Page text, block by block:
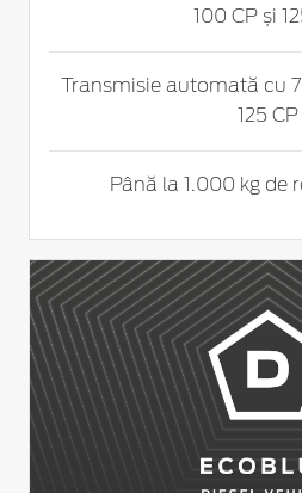
100 CP și
Transmisie automată cu
125 CP
Până la 1.000 kg de